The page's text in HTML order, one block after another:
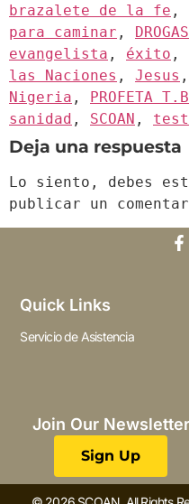
brazalete de la fe ,
para caminar , DROGAS
evangelista , éxito ,
las Naciones , Jesus ,
Nigeria , PROFETA
sanidad , SCOAN ,
Deja una respuesta
Lo siento, debes
publicar un
Quick Links
Servicio de Asistencia
Join Our Newsletter
Sign Up